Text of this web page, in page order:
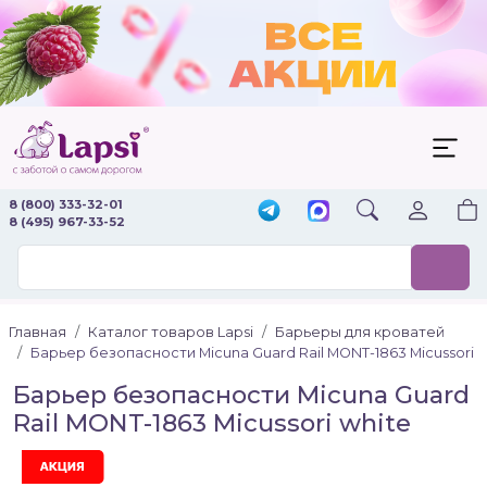
8 (800) 333-32-01
8 (495) 967-33-52
Главная Каталог товаров Lapsi
Барьеры для кроватей
Барьер безопасности Micuna Guard Rail MONT-1863 Micussori
Барьер безопасности Micuna Guard
Rail MONT-1863 Micussori white